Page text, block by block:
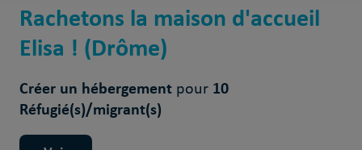
Rachetons la maison d'accueil
Elisa ! (Drôme)
Créer un hébergement pour10
Réfugié(s)/migrant(s)